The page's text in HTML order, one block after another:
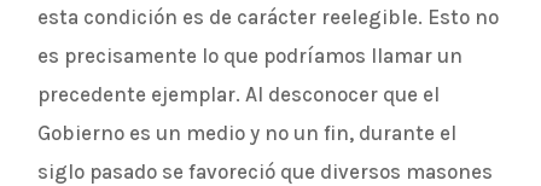
esta condición es de carácter reelegible. Esto no
es precisamente lo que podríamos llamar un
precedente ejemplar. Al desconocer que el
Gobierno es un medio y no un fin, durante el
siglo pasado se favoreció que diversos masones